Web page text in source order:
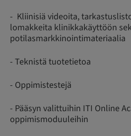
- Kliinisiä videoita,
lomakkeita klinikkakäyttöön
potilasmarkkinointimateriaalia
- Teknistä tuotetietoa
- Oppimistestejä
- Pääsyn valittuihin ITI Online
oppimismoduuleihin